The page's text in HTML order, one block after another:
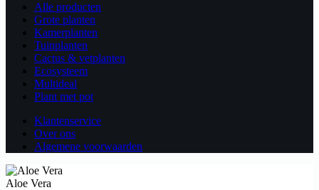
Alle producten
Grote planten
Kamerplanten
Tuinplanten
Cactus & vetplanten
Ecosysteem
Multideal
Plant met pot
Klantenservice
Over ons
Algemene voorwaarden
Aloe Vera